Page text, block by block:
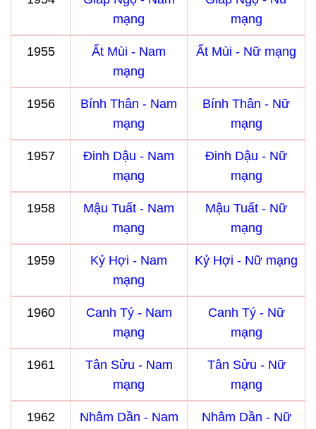
mạng
mạng
1955
Ất Mùi - Nam
mạng
Ất Mùi - Nữ mạng
1956
Bính Thân - Nam
mạng
Bính Thân - Nữ
mạng
1957
Đinh Dậu - Nam
mạng
Đinh Dậu - Nữ
mạng
1958
Mậu Tuất - Nam
mạng
Mậu Tuất - Nữ
mạng
1959
Kỷ Hợi - Nam
mạng
Kỷ Hợi - Nữ mạng
1960
Canh Tý - Nam
mạng
Canh Tý - Nữ
mạng
1961
Tân Sửu - Nam
mạng
Tân Sửu - Nữ
mạng
1962
Nhâm Dần - Nam
Nhâm Dần - Nữ